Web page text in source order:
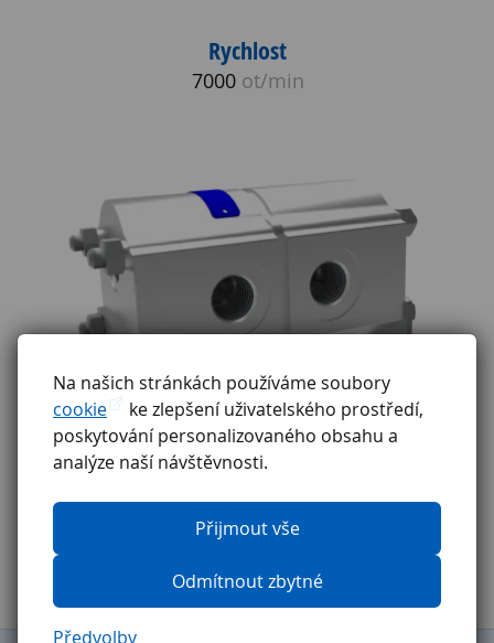
Na našich stránkách používáme soubory
cookie
ke zlepšení uživatelského prostředí,
poskytování personalizovaného obsahu a
analýze naší návštěvnosti.
Přijmout vše
Odmítnout zbytné
Předvolby
Rychlost
7000 ot/min